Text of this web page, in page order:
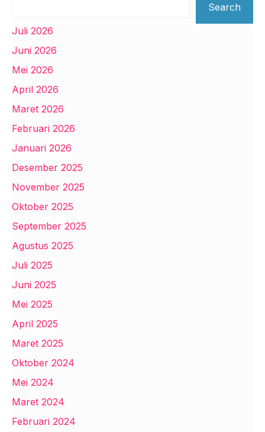
Search
Juli 2026
Juni 2026
Mei 2026
April 2026
Maret 2026
Februari 2026
Januari 2026
Desember 2025
November 2025
Oktober 2025
September 2025
Agustus 2025
Juli 2025
Juni 2025
Mei 2025
April 2025
Maret 2025
Oktober 2024
Mei 2024
Maret 2024
Februari 2024